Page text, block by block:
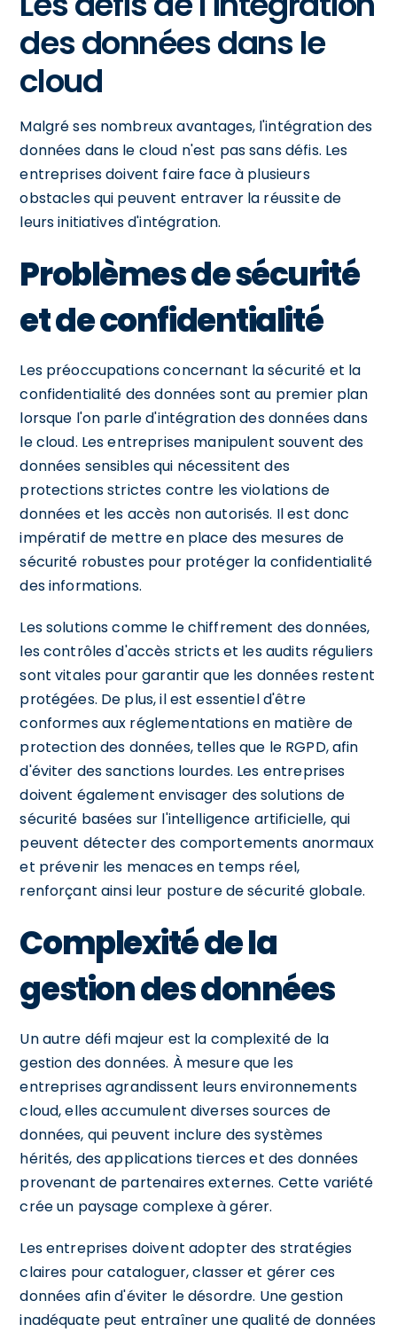
des données dans le
cloud
Malgré ses nombreux avantages, l'intégration des
données dans le cloud n'est pas sans défis. Les
entreprises doivent faire face à plusieurs
obstacles qui peuvent entraver la réussite de
leurs initiatives d'intégration.
Problèmes de sécurité
et de confidentialité
Les préoccupations concernant la sécurité et la
confidentialité des données sont au premier plan
lorsque l'on parle d'intégration des données dans
le cloud. Les entreprises manipulent souvent des
données sensibles qui nécessitent des
protections strictes contre les violations de
données et les accès non autorisés. Il est donc
impératif de mettre en place des mesures de
sécurité robustes pour protéger la confidentialité
des informations.
Les solutions comme le chiffrement des données,
les contrôles d'accès stricts et les audits réguliers
sont vitales pour garantir que les données restent
protégées. De plus, il est essentiel d'être
conformes aux réglementations en matière de
protection des données, telles que le RGPD, afin
d'éviter des sanctions lourdes. Les entreprises
doivent également envisager des solutions de
sécurité basées sur l'intelligence artificielle, qui
peuvent détecter des comportements anormaux
et prévenir les menaces en temps réel,
renforçant ainsi leur posture de sécurité globale.
Complexité de la
gestion des données
Un autre défi majeur est la complexité de la
gestion des données. À mesure que les
entreprises agrandissent leurs environnements
cloud, elles accumulent diverses sources de
données, qui peuvent inclure des systèmes
hérités, des applications tierces et des données
provenant de partenaires externes. Cette variété
crée un paysage complexe à gérer.
Les entreprises doivent adopter des stratégies
claires pour cataloguer, classer et gérer ces
données afin d'éviter le désordre. Une gestion
inadéquate peut entraîner une qualité de données